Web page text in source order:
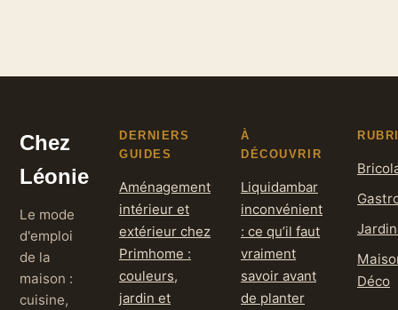
Chez
Léonie
Le mode
d'emploi
de la
maison :
cuisine,
DERNIERS
GUIDES
Aménagement
intérieur et
extérieur chez
Primhome :
couleurs,
jardin et
À
DÉCOUVRIR
Liquidambar
inconvénient
: ce qu’il faut
vraiment
savoir avant
de planter
Déco